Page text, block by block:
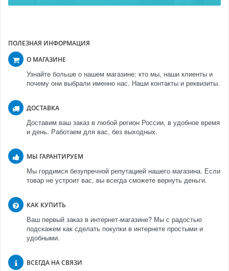
ПОЛЕЗНАЯ ИНФОРМАЦИЯ
О МАГАЗИНЕ
Узнайте больше о нашем магазине: кто мы, наши клиенты и
почему они выбрали именно нас. Наши контакты и реквизиты.
ДОСТАВКА
Доставим ваш заказ в любой регион России, в удобное время
и день. Работаем для вас, без выходных.
МЫ ГАРАНТИРУЕМ
Мы гордимся безупречной репутацией нашего магазина. Если
товар не устроит вас, вы всегда сможете вернуть деньги.
КАК КУПИТЬ
Ваш первый заказ в интернет-магазине? Мы с радостью
подскажем как сделать покупки в интернете простыми и
удобными.
ВСЕГДА НА СВЯЗИ